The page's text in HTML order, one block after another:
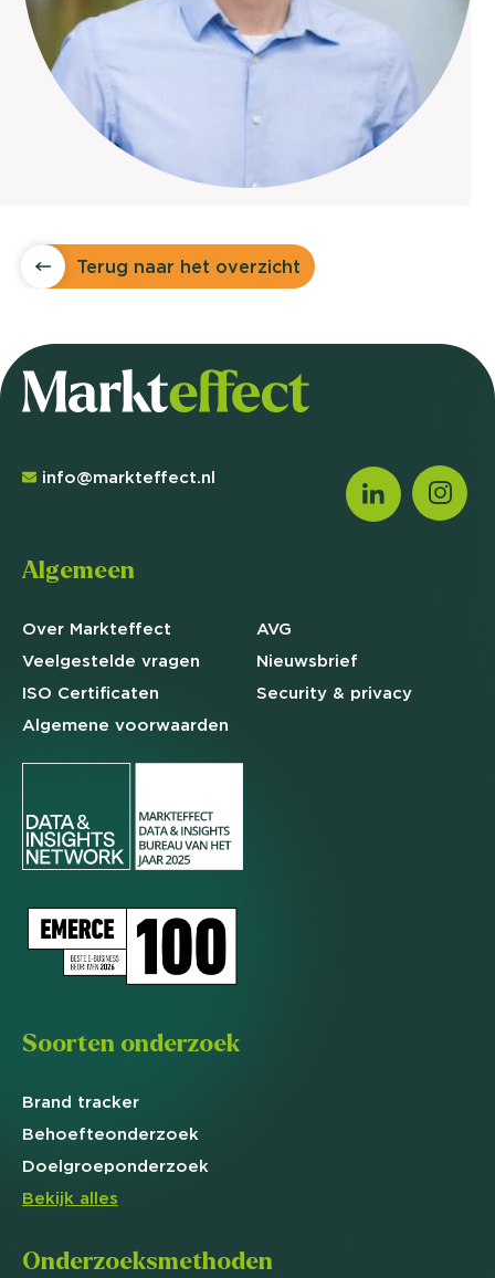
Terug naar het overzicht
info@markteffect.nl
Algemeen
Over Markteffect
Veelgestelde vragen
ISO Certificaten
Algemene voorwaarden
AVG
Nieuwsbrief
Security & privacy
Soorten onderzoek
Brand tracker
Behoefteonderzoek
Doelgroeponderzoek
Bekijk alles
Onderzoeksmethoden